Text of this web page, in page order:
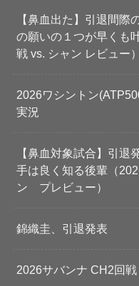
【鼻血出た】引退間際
の願いの１つが早くも
戦 vs. シャン レビュー）
2026ワシントン
実況
【鼻血対象試合】引退
手は良く知る後輩（
ン プレビュー）
錦織圭、引退発表
2026サバンナ CH2回